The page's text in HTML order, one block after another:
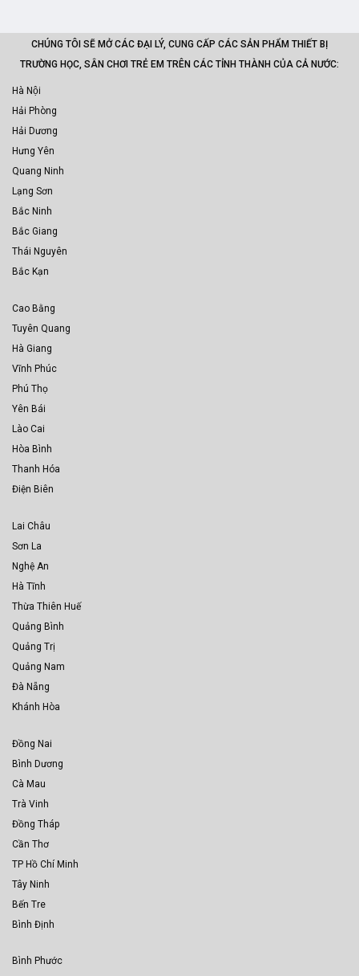
CHÚNG TÔI SẼ MỞ CÁC ĐẠI LÝ, CUNG CẤP CÁC SẢN PHẨM THIẾT BỊ
TRƯỜNG HỌC, SÂN CHƠI TRẺ EM TRÊN CÁC TỈNH THÀNH CỦA CẢ NƯỚC:
Hà Nội
Hải Phòng
Hải Dương
Hưng Yên
Quang Ninh
Lạng Sơn
Bắc Ninh
Bắc Giang
Thái Nguyên
Bắc Kạn
Cao Bằng
Tuyên Quang
Hà Giang
Vĩnh Phúc
Phú Thọ
Yên Bái
Lào Cai
Hòa Bình
Thanh Hóa
Điện Biên
Lai Châu
Sơn La
Nghệ An
Hà Tĩnh
Thừa Thiên Huế
Quảng Bình
Quảng Trị
Quảng Nam
Đà Nẵng
Khánh Hòa
Đồng Nai
Bình Dương
Cà Mau
Trà Vinh
Đồng Tháp
Cần Thơ
TP Hồ Chí Minh
Tây Ninh
Bến Tre
Bình Định
Bình Phước